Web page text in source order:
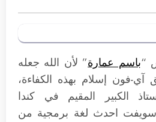
“باسم عمارة” لأن الله جعله
فون إسلام بهذه الكفاءة،
الكبير المقيم في كندا
احدث لغة برمجية من